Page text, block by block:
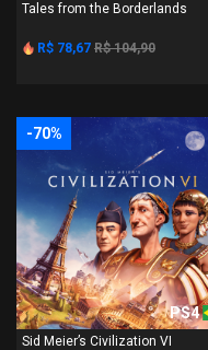
Tales from the Borderlands
R$ 78,67 R$ 104,90
-70%
PS4
Sid Meier’s Civilization VI